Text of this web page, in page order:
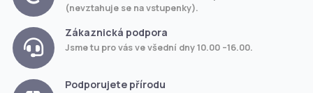
(nevztahuje se na vstupenky).
Zákaznická podpora
Jsme tu pro vás ve všední dny 10.00 –16.00.
Podporujete přírodu